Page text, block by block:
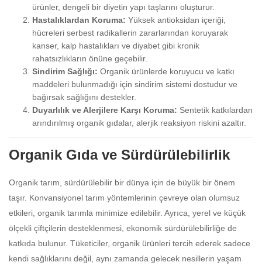
ürünler, dengeli bir diyetin yapı taşlarını oluşturur.
Hastalıklardan Koruma: Yüksek antioksidan içeriği,
hücreleri serbest radikallerin zararlarından koruyarak
kanser, kalp hastalıkları ve diyabet gibi kronik
rahatsızlıkların önüne geçebilir.
Sindirim Sağlığı: Organik ürünlerde koruyucu ve katkı
maddeleri bulunmadığı için sindirim sistemi dostudur ve
bağırsak sağlığını destekler.
Duyarlılık ve Alerjilere Karşı Koruma: Sentetik katkılardan
arındırılmış organik gıdalar, alerjik reaksiyon riskini azaltır.
Organik Gıda ve Sürdürülebilirlik
Organik tarım, sürdürülebilir bir dünya için de büyük bir önem
taşır. Konvansiyonel tarım yöntemlerinin çevreye olan olumsuz
etkileri, organik tarımla minimize edilebilir. Ayrıca, yerel ve küçük
ölçekli çiftçilerin desteklenmesi, ekonomik sürdürülebilirliğe de
katkıda bulunur. Tüketiciler, organik ürünleri tercih ederek sadece
kendi sağlıklarını değil, aynı zamanda gelecek nesillerin yaşam